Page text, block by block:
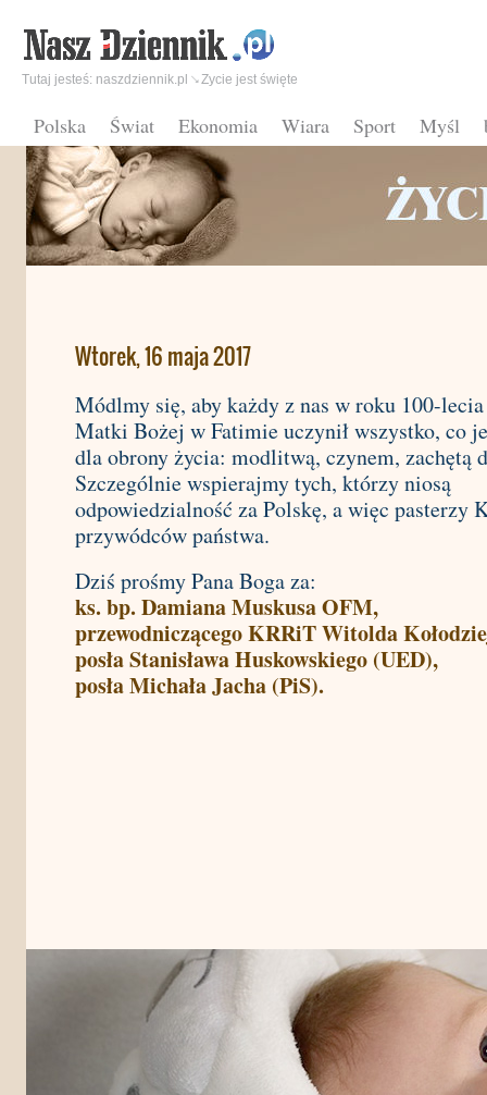
Polska Świat Ekonomia Wiara Sport Myśl
Tutaj jesteś: naszdziennik.pl Zycie jest święte
Wtorek, 16 maja 2017
Módlmy się, aby każdy z nas w roku 100-
Matki Bożej w Fatimie uczynił wszystko, co
dla obrony życia: modlitwą, czynem, zachętą
Szczególnie wspierajmy tych, którzy niosą
odpowiedzialność za Polskę, a więc pasterzy
przywódców państwa.
Dziś prośmy Pana Boga za:
ks. bp. Damiana Muskusa OFM,
przewodniczącego KRRiT Witolda
posła Stanisława Huskowskiego (UED),
posła Michała Jacha (PiS).